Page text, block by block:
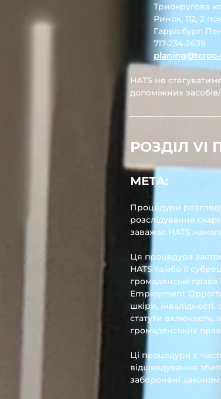
Триокругова
Ринок, 112, 2
Гаррісбург,
717-234-2639
HATS не
допоміжних
РОЗДІЛ VI
МЕТА:
Процедури
розслідування
заважає HATS
Ця процедура
HATS та/або її
громадянські
Employment
шкіри,
статути включають,
громадянських прав
Ці процедури є
відшкодування
заборонені законом.